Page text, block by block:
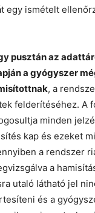
egy ismételt
pusztán az
a gyógyszer
, a
felderítéséhez. A
minden
kap és ezeket
a rendszer
a
utaló látható jel
és a